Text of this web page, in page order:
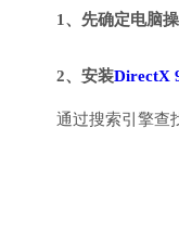
1、先确定电脑
2、安装DirectX
通过搜索引擎查